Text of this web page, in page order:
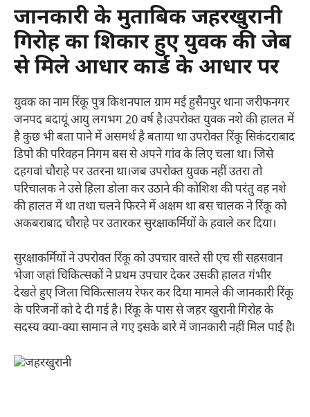
जानकारी के मुताबिक जहरखुरानी
गिरोह का शिकार हुए युवक की जेब
से मिले आधार कार्ड के आधार पर
युवक का नाम रिंकू पुत्र किशनपाल ग्राम मई हुसैनपुर थाना जरीफनगर
जनपद बदायूं आयु लगभग 20 वर्ष है।उपरोक्त युवक नशे की हालत में
है कुछ भी बता पाने में असमर्थ है बताया था उपरोक्त रिंकू सिकंदराबाद
डिपो की परिवहन निगम बस से अपने गांव के लिए चला था। जिसे
दहगवां चौराहे पर उतरना था।जब उपरोक्त युवक नहीं उतरा तो
परिचालक ने उसे हिला डोला कर उठाने की कोशिश की परंतु वह नशे
की हालत में था तथा चलने फिरने में अक्षम था बस चालक ने रिंकू को
अकबराबाद चौराहे पर उतारकर सुरक्षाकर्मियों के हवाले कर दिया।
सुरक्षाकर्मियों ने उपरोक्त रिंकू को उपचार वास्ते सी एच सी सहसवान
भेजा जहां चिकित्सकों ने प्रथम उपचार देकर उसकी हालत गंभीर
देखते हुए जिला चिकित्सालय रेफर कर दिया मामले की जानकारी रिंकू
के परिजनों को दे दी गई है। रिंकू के पास से जहर खुरानी गिरोह के
सदस्य क्या-क्या सामान ले गए इसके बारे में जानकारी नहीं मिल पाई हैl